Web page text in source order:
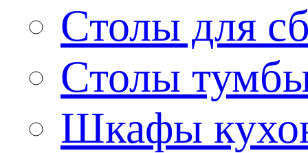
Столы для
Столы
Шкафы